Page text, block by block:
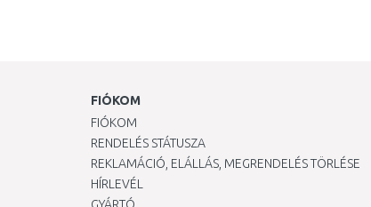
FIÓKOM
FIÓKOM
RENDELÉS STÁTUSZA
REKLAMÁCIÓ, ELÁLLÁS, MEGRENDELÉS TÖRLÉSE
HÍRLEVÉL